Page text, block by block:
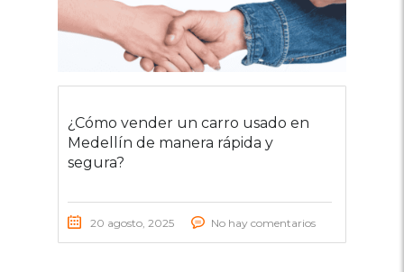
¿Cómo vender un carro usado en
Medellín de manera rápida y
segura?
20 agosto, 2025 No hay comentarios